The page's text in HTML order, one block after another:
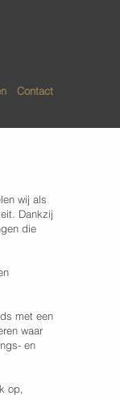
Contact
wij als
Dankzij
die
met een
waar
en
op,